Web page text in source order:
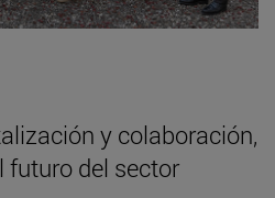
y colaboración,
futuro del sector